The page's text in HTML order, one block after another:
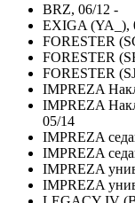
BRZ, 06/12 -
EXIGA (YA_),
FORESTER
FORESTER
FORESTER
IMPREZA
IMPREZA
05/14
IMPREZA
IMPREZA
IMPREZA
IMPREZA